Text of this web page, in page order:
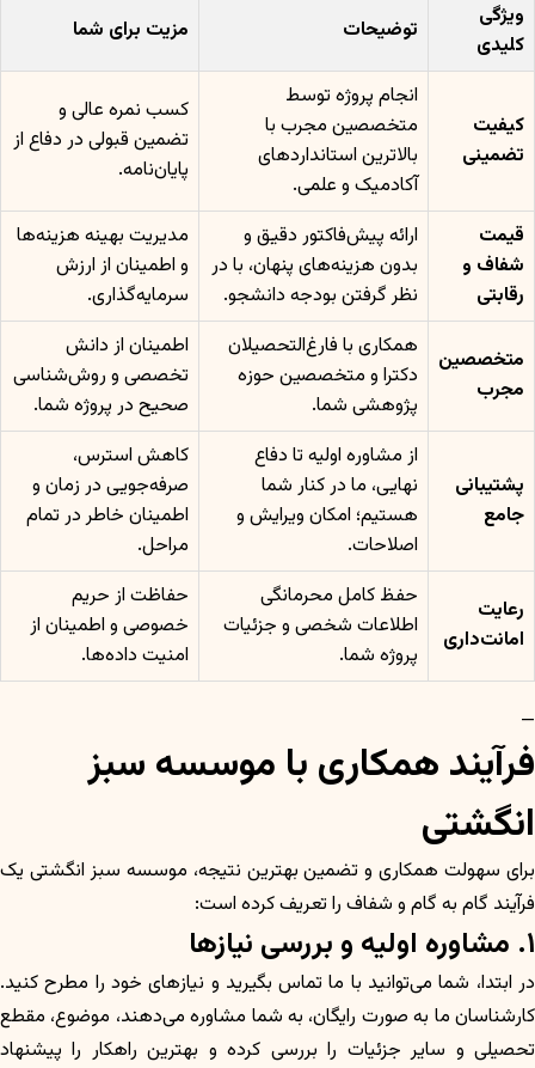
ویژگی
کلیدی
توضیحات مزیت برای شما
کیفیت
تضمینی
انجام پروژه توسط
متخصصین مجرب با
بالاترین استانداردهای
آکادمیک و علمی.
کسب نمره عالی و
تضمین قبولی در دفاع از
پایان‌نامه.
قیمت
شفاف و
رقابتی
ارائه پیش‌فاکتور دقیق و
بدون هزینه‌های پنهان، با در
نظر گرفتن بودجه دانشجو.
مدیریت بهینه هزینه‌ها
و اطمینان از ارزش
سرمایه‌گذاری.
متخصصین
مجرب
همکاری با فارغ‌التحصیلان
دکترا و متخصصین حوزه
پژوهشی شما.
اطمینان از دانش
تخصصی و روش‌شناسی
صحیح در پروژه شما.
پشتیبانی
جامع
از مشاوره اولیه تا دفاع
نهایی، ما در کنار شما
هستیم؛ امکان ویرایش و
اصلاحات.
کاهش استرس،
صرفه‌جویی در زمان و
اطمینان خاطر در تمام
مراحل.
رعایت
امانت‌داری
حفظ کامل محرمانگی
اطلاعات شخصی و جزئیات
پروژه شما.
حفاظت از حریم
خصوصی و اطمینان از
امنیت داده‌ها.
—
فرآیند همکاری با موسسه سبز
انگشتی
برای سهولت همکاری و تضمین بهترین نتیجه، موسسه سبز انگشتی یک
فرآیند گام به گام و شفاف را تعریف کرده است:
۱. مشاوره اولیه و بررسی نیازها
در ابتدا، شما می‌توانید با ما تماس بگیرید و نیازهای خود را مطرح کنید.
کارشناسان ما به صورت رایگان، به شما مشاوره می‌دهند، موضوع، مقطع
تحصیلی و سایر جزئیات را بررسی کرده و بهترین راهکار را پیشنهاد